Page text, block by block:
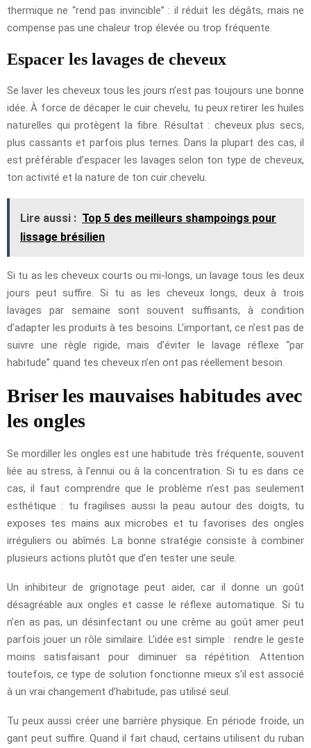
thermique ne “rend pas invincible” : il réduit les dégâts, mais ne
compense pas une chaleur trop élevée ou trop fréquente.
Espacer les lavages de cheveux
Se laver les cheveux tous les jours n’est pas toujours une bonne
idée. À force de décaper le cuir chevelu, tu peux retirer les huiles
naturelles qui protègent la fibre. Résultat : cheveux plus secs,
plus cassants et parfois plus ternes. Dans la plupart des cas, il
est préférable d’espacer les lavages selon ton type de cheveux,
ton activité et la nature de ton cuir chevelu.
Lire aussi : Top 5 des meilleurs shampoings pour
lissage brésilien
Si tu as les cheveux courts ou mi-longs, un lavage tous les deux
jours peut suffire. Si tu as les cheveux longs, deux à trois
lavages par semaine sont souvent suffisants, à condition
d’adapter les produits à tes besoins. L’important, ce n’est pas de
suivre une règle rigide, mais d’éviter le lavage réflexe “par
habitude” quand tes cheveux n’en ont pas réellement besoin.
Briser les mauvaises habitudes avec
les ongles
Se mordiller les ongles est une habitude très fréquente, souvent
liée au stress, à l’ennui ou à la concentration. Si tu es dans ce
cas, il faut comprendre que le problème n’est pas seulement
esthétique : tu fragilises aussi la peau autour des doigts, tu
exposes tes mains aux microbes et tu favorises des ongles
irréguliers ou abîmés. La bonne stratégie consiste à combiner
plusieurs actions plutôt que d’en tester une seule.
Un inhibiteur de grignotage peut aider, car il donne un goût
désagréable aux ongles et casse le réflexe automatique. Si tu
n’en as pas, un désinfectant ou une crème au goût amer peut
parfois jouer un rôle similaire. L’idée est simple : rendre le geste
moins satisfaisant pour diminuer sa répétition. Attention
toutefois, ce type de solution fonctionne mieux s’il est associé
à un vrai changement d’habitude, pas utilisé seul.
Tu peux aussi créer une barrière physique. En période froide, un
gant peut suffire. Quand il fait chaud, certains utilisent du ruban